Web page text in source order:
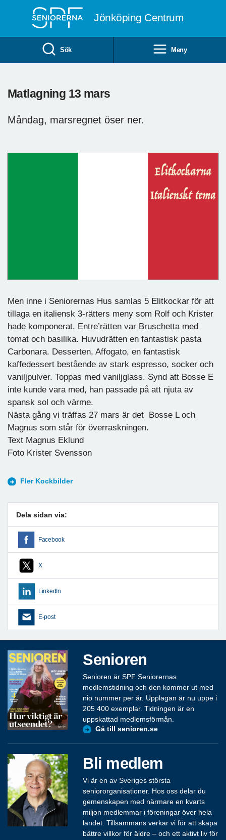
Jönköping Centrum
Sök Meny
Matlagning 13 mars
Måndag, marsregnet öser ner.
Men inne i Seniorernas Hus samlas 5 Elitkockar för att
tillaga en italiensk 3-rätters meny som Rolf och Krister
hade komponerat. Entre’rätten var Bruschetta med
tomat och basilika. Huvudrätten en fantastisk pasta
Carbonara. Desserten, Affogato, en fantastisk
kaffedessert bestående av stark espresso, socker och
vaniljpulver. Toppas med vaniljglass. Synd att Bosse E
inte kunde vara med, han passade på att njuta av
spansk sol och värme.
Nästa gång vi träffas 27 mars är det Bosse L och
Magnus som står för överraskningen.
Text Magnus Eklund
Foto Krister Svensson
Fler Kockbilder
Dela sidan via:
Facebook
X
LinkedIn
E-post
Senioren
Senioren är SPF Seniorernas
medlemstidning och den kommer ut med
nio nummer per år. Upplagan är nu uppe i
205 400 exemplar. Tidningen är en
uppskattad medlemsförmån.
Gå till senioren.se
Bli medlem
Vi är en av Sveriges största
seniororganisationer. Hos oss delar du
gemenskapen med närmare en kvarts
miljon medlemmar i föreningar över hela
landet. Tillsammans verkar vi för att skapa
bättre villkor för äldre – och ett aktivt liv för